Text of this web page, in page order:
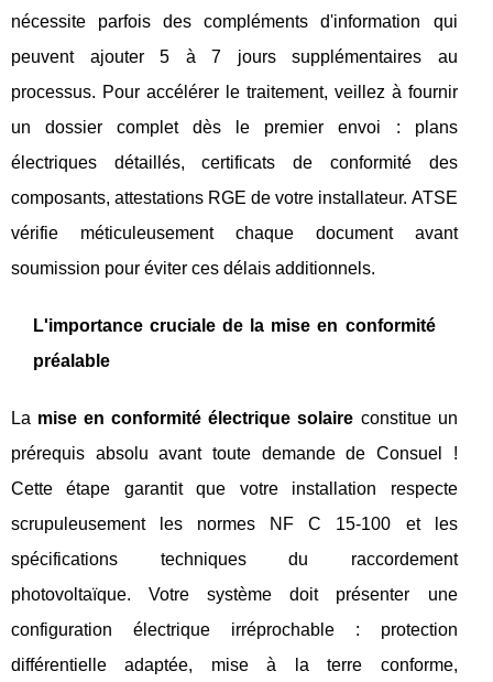
nécessite parfois des compléments d'information qui
peuvent ajouter 5 à 7 jours supplémentaires au
processus. Pour accélérer le traitement, veillez à fournir
un dossier complet dès le premier envoi : plans
électriques détaillés, certificats de conformité des
composants, attestations RGE de votre installateur. ATSE
vérifie méticuleusement chaque document avant
soumission pour éviter ces délais additionnels.
L'importance cruciale de la mise en conformité
préalable
La mise en conformité électrique solaire constitue un
prérequis absolu avant toute demande de Consuel !
Cette étape garantit que votre installation respecte
scrupuleusement les normes NF C 15-100 et les
spécifications techniques du raccordement
photovoltaïque. Votre système doit présenter une
configuration électrique irréprochable : protection
différentielle adaptée, mise à la terre conforme,